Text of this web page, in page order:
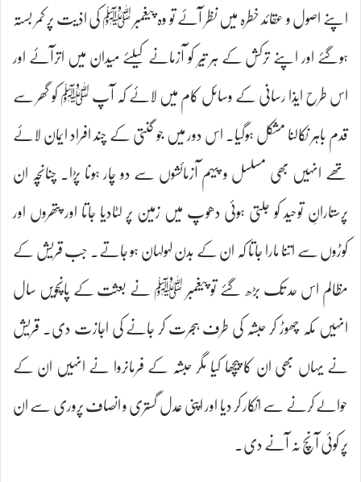
اپنے اصول و عقائد خطرہ میں نظر آئے تو وہ پیغمبر ﷺ کی اذیت پر کمر بستہ
ہوگئے اور اپنے ترکش کے ہر تیر کو آزمانے کیلئے میدان میں اترآئے اور
اس طرح ایذا رسانی کے وسائل کام میں لائے کہ آپ ﷺ کو گھر سے
قدم باہر نکالنا مشکل ہوگیا۔ اس دور میں جو گنتی کے چند افراد ایمان لائے
تھے انہیں بھی مسلسل و پیہم آزمائشوں سے دو چار ہونا پڑا۔ چنانچہ ان
پرستارانِ توحید کو جلتی ہوئی دھوپ میں زمین پر لٹادیا جاتا اور پتھروں اور
کوڑوں سے اتنا مارا جاتا کہ ان کے بدن لہولہان ہو جاتے۔ جب قریش کے
مظالم اس حد تک بڑھ گئے تو پیغمبر ﷺ نے بعثت کے پانچویں سال
انہیں مکہ چھوڑ کر حبشہ کی طرف ہجرت کر جانے کی اجازت دی۔ قریش
نے یہاں بھی ان کا پیچھا کیا مگر حبشہ کے فرمانروا نے انہیں ان کے
حوالے کرنے سے انکار کر دیا اور اپنی عدل گستری و انصاف پروری سے ان
پر کوئی آنچ نہ آنے دی۔